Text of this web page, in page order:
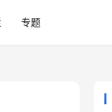
专题